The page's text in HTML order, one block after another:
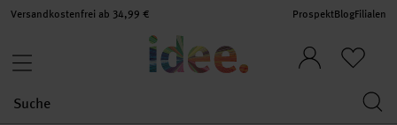
Versandkostenfrei ab 34,99 € ProspektBlogFilialen